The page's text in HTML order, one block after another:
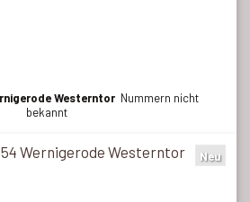
Westerntor Nummern nicht
bekannt
Neu